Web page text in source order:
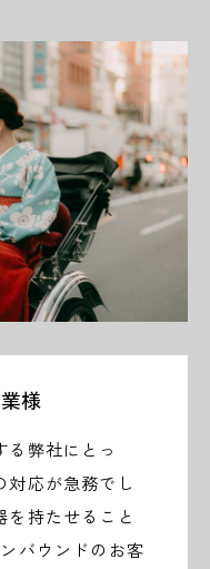
様
る弊社にとっ
対応が急務でし
を持たせること
バウンドのお客